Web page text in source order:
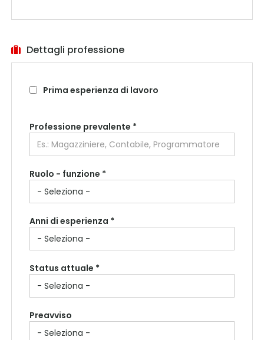
Dettagli professione
Prima esperienza di lavoro
Professione prevalente *
Ruolo - funzione *
Anni di esperienza *
Status attuale *
Preavviso